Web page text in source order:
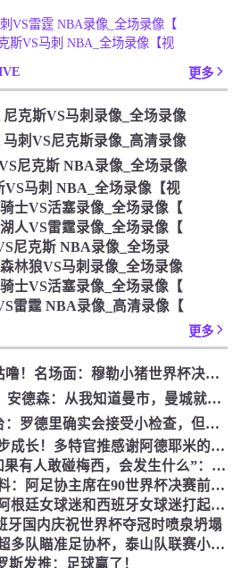
VS雷霆 NBA录像_全场录像【
斯VS马刺 NBA_全场录像【视
更多
尼克斯VS马刺录像_全场录像
马刺VS尼克斯录像_高清录像
尼克斯 NBA录像_全场录像
VS马刺 NBA_全场录像【视
士VS活塞录像_全场录像【
人VS雷霆录像_全场录像【
尼克斯 NBA录像_全场录
林狼VS马刺录像_全场录像
士VS活塞录像_全场录像【
雷霆 NBA录像_高清录像【
更多
【你怎么看？】叽里咕噜！名场面：穆勒小猪世界杯决赛后用方言接
[曼联]第4轮曼市德比！安德森：从我知道曼市，曼城就是这座城
【球迷报道】塞尔电台：罗德里确实会接受小检查，但他没有任何严
[值得一看]超跑的一步步成长！多特官推感谢阿德耶米的贡献！
【Z原创】利马曾谈“如果有人敢碰梅西，会发生什么”：这种凝聚
[阿根廷]马拉多纳曾曝料：阿足协主席在90世界杯决赛前跟我说
[精彩剪辑]互扯头发！阿根廷女球迷和西班牙女球迷打起来了！
牙国内庆祝世界杯夺冠时喷泉坍塌
[有趣体育]足球报：中超多队瞄准足协杯，泰山队联赛小幅轮换是
斯发推：足球赢了！